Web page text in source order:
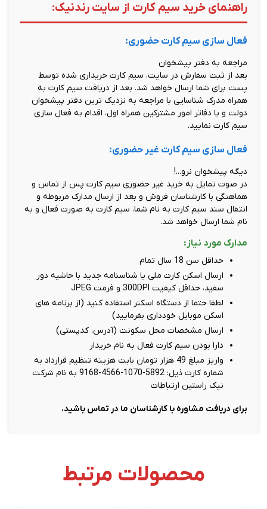
راهنمای خرید سیم کارت از سایت رندنیک:
فعال سازی سیم کارت حضوری:
مراجعه به دفتر پیشخوان
بعد از ثبت سفارش در سایت، سیم کارت خریداری شده توسط
پست برای شما ارسال خواهد شد. بعد از دریافت سیم کارت به
همراه مدرک شناسایی با مراجعه به نزدیک ترین دفتر پیشخوان
دولت و یا دفاتر امور مشترکین همراه اول، اقدام به فعال سازی
سیم کارت نمایید.
فعال سازی سیم کارت غیر حضوری:
دیگه پیشخوان نرو...!
در صوت تمایل به خرید غیر حضوری سیم کارت پس از تماس و
هماهنگی با کارشناسان فروش و بعد از ارسال مدارک مربوطه و
انتقال سند سیم کارت به نام شما، سیم کارت به صورت فعال و به
نام شما ارسال خواهد شد.
مدارک مورد نیاز:
حداقل سن 18 سال تمام
ارسال اسکن کارت ملی یا شناسنامه جدید با حاشیه دور
سفید، حداقل کیفیت 300DPI و فرمت JPEG
لطفا حتما از دستگاه اسکنر استفاده کنید (از برنامه های
اسکن موبایل خودداری بفرمایید)
ارسال مشخصات محل سکونت (آدرس، کدپستی)
دارا بودن سیم کارت فعال به نام خریدار
واریز مبلغ 49 هزار تومان بابت هزینه تنظیم قرارداد به
شماره کارت ذیل: 5892-1070-4566-9168 به نام شرکت
نیک راستین ارتباطات
برای دریافت مشاوره با کارشناسان ما در تماس باشید.
محصولات مرتبط